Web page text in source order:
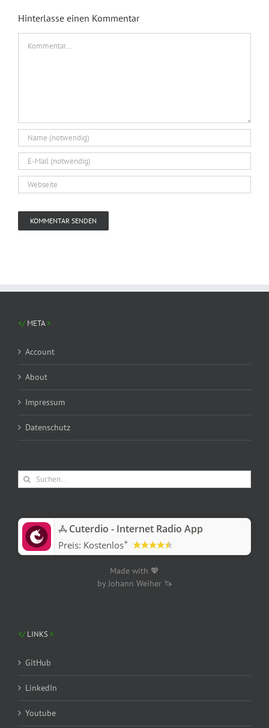
Hinterlasse einen Kommentar
META
Account
About
Impressum
Datenschutz
Suche
nach:
‎Cuterdio - Internet Radio App
Preis: Kostenlos+
Made with 💖
by Johann Weiher 🦄
LINKS
GitHub
LinkedIn
Youtube